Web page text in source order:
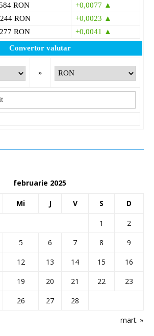
RON
+0,0077 ▲
RON
+0,0023 ▲
RON
+0,0041 ▲
Convertor valutar
»
februarie 2025
Mi J V S D
mart. »
1
2
5 6 7 8
9
12 13 14 15
16
19 20 21 22
23
26 27 28